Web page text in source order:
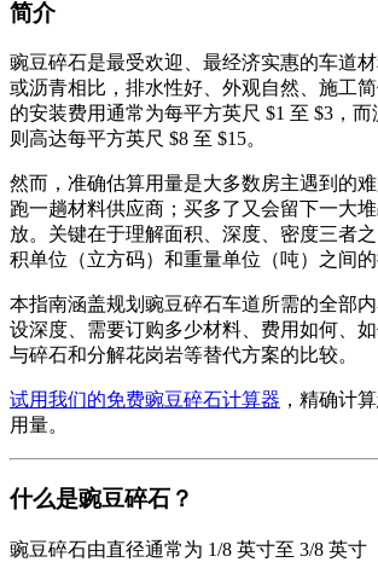
简介
豌豆碎石是最受欢迎、最经济实惠的车道
或沥青相比，排水性好、外观自然、施工
的安装费用通常为每平方英尺 $1 至 $3，
则高达每平方英尺 $8 至 $15。
然而，准确估算用量是大多数房主遇到的
跑一趟材料供应商；买多了又会留下一大
放。关键在于理解面积、深度、密度三者
积单位（立方码）和重量单位（吨）之间的
本指南涵盖规划豌豆碎石车道所需的全部
设深度、需要订购多少材料、费用如何、
与碎石和分解花岗岩等替代方案的比较。
试用我们的免费豌豆碎石计算器 ，精确计
用量。
什么是豌豆碎石？
豌豆碎石由直径通常为 1/8 英寸至 3/8 英寸